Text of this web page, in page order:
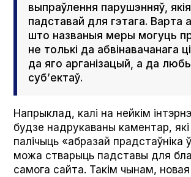
выпраўлення парушэнняў, якія
падставай для гэтага. Варта
што названыя меры могуць
не толькі да абвінавачанага
да яго арганізацый, а да
суб’ектаў.
Напрыклад, калі на нейкім
будзе надрукаваны каментар,
палічыць «абразай прадстаўніка
можа стварыць падставы для
самога сайта. Такім чынам,